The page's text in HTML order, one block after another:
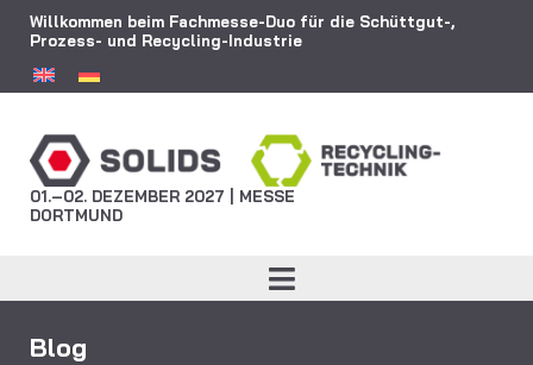
Willkommen beim Fachmesse-Duo für die Schüttgut-,
Prozess- und Recycling-Industrie
01.–02. DEZEMBER 2027 | MESSE
DORTMUND
Blog